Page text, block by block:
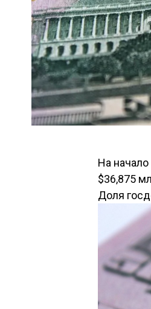
На
$36,875
Доля